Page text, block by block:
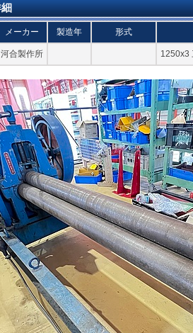
メーカー 製造年 形式
河合製作所 1250x3